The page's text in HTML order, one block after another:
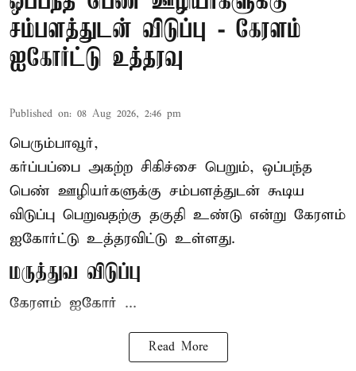
சம்பளத்துடன் விடுப்பு - கேரளம்
ஐகோர்ட்டு உத்தரவு
Published on: 08 Aug 2026, 2:46 pm
பெரும்பாவூர்,
கர்ப்பப்பை அகற்ற சிகிச்சை பெறும், ஒப்பந்த
பெண் ஊழியர்களுக்கு சம்பளத்துடன் கூடிய
விடுப்பு பெறுவதற்கு தகுதி உண்டு என்று கேரளம்
ஐகோர்ட்டு உத்தரவிட்டு உள்ளது.
மருத்துவ விடுப்பு
கேரளம் ஐகோர் ...
Read More